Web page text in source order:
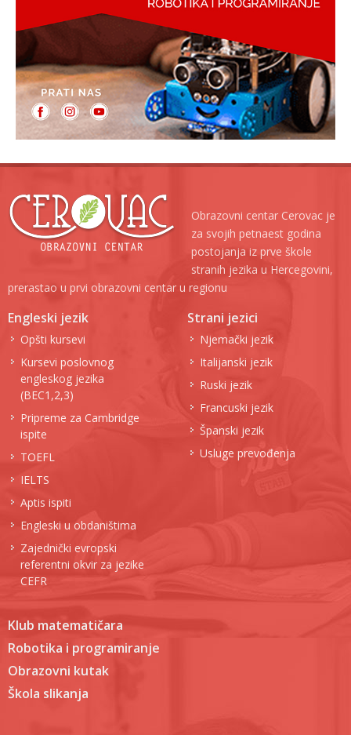
Obrazovni centar Cerovac je
za svojih petnaest godina
postojanja iz prve škole
stranih jezika u Hercegovini,
prerastao u prvi obrazovni centar u regionu
Engleski jezik
Opšti kursevi
Kursevi poslovnog
engleskog jezika
(BEC1,2,3)
Pripreme za Cambridge
ispite
TOEFL
IELTS
Aptis ispiti
Engleski u obdaništima
Zajednički evropski
referentni okvir za jezike
CEFR
Strani jezici
Njemački jezik
Italijanski jezik
Ruski jezik
Francuski jezik
Španski jezik
Usluge prevođenja
Klub matematičara
Robotika i programiranje
Obrazovni kutak
Škola slikanja